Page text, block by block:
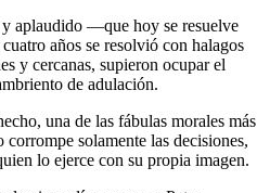
y aplaudido —que hoy se resuelve
años se resolvió con halagos
y cercanas, supieron ocupar el
de adulación.
una de las fábulas morales más
solamente las decisiones,
lo ejerce con su propia imagen.